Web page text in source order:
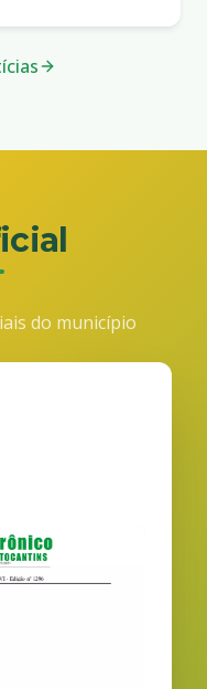
do município